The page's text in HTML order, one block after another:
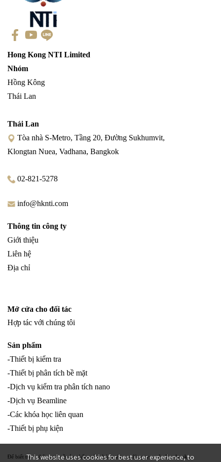
This website uses cookies for best user experience, to
Hong Kong NTI Limited
Nhóm
Hồng Kông
Thái Lan
Thái Lan
Tòa nhà S-Metro, Tầng 20, Đường Sukhumvit,
Klongtan Nuea, Vadhana, Bangkok
02-821-5278
info@hknti.com
Thông tin công ty
Giới thiệu
Liên hệ
Địa chỉ
Mở cửa cho đối tác
Hợp tác với chúng tôi
Sản phẩm
-Thiết bị kiểm tra
-Thiết bị phân tích bề mặt
-Dịch vụ kiểm tra phân tích nano
-Dịch vụ Beamline
-Các khóa học liên quan
-Thiết bị phụ kiện
Để biết thêm thông tin về sản phẩm của chúng tôi, vui lòng truy cập Facebook